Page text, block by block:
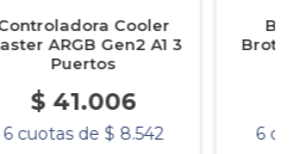
Botella de Tinta
Brother BTD100 Color
Magenta
$ 19.753
6 cuotas de $ 4.115